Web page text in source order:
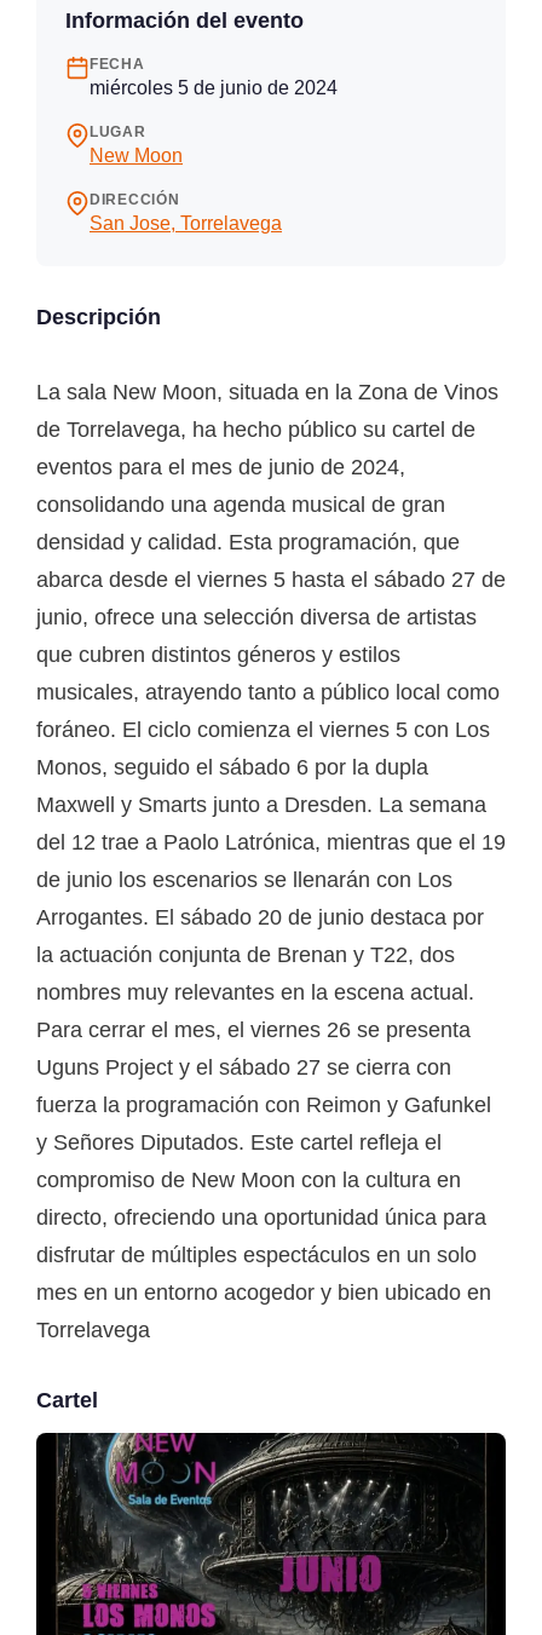
Información del evento
FECHA
miércoles 5 de junio de 2024
LUGAR
New Moon
DIRECCIÓN
San Jose, Torrelavega
Descripción
La sala New Moon, situada en la Zona de Vinos
de Torrelavega, ha hecho público su cartel de
eventos para el mes de junio de 2024,
consolidando una agenda musical de gran
densidad y calidad. Esta programación, que
abarca desde el viernes 5 hasta el sábado 27 de
junio, ofrece una selección diversa de artistas
que cubren distintos géneros y estilos
musicales, atrayendo tanto a público local como
foráneo. El ciclo comienza el viernes 5 con Los
Monos, seguido el sábado 6 por la dupla
Maxwell y Smarts junto a Dresden. La semana
del 12 trae a Paolo Latrónica, mientras que el 19
de junio los escenarios se llenarán con Los
Arrogantes. El sábado 20 de junio destaca por
la actuación conjunta de Brenan y T22, dos
nombres muy relevantes en la escena actual.
Para cerrar el mes, el viernes 26 se presenta
Uguns Project y el sábado 27 se cierra con
fuerza la programación con Reimon y Gafunkel
y Señores Diputados. Este cartel refleja el
compromiso de New Moon con la cultura en
directo, ofreciendo una oportunidad única para
disfrutar de múltiples espectáculos en un solo
mes en un entorno acogedor y bien ubicado en
Torrelavega
Cartel